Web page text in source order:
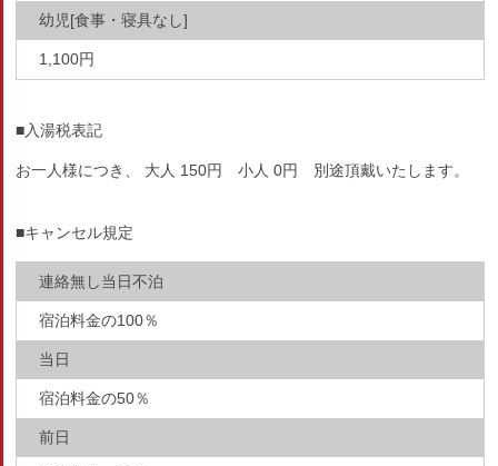
幼児[食事・寝具なし]
1,100円
■入湯税表記
お一人様につき、 大人 150円 小人 0円 別途頂戴いたします。
■キャンセル規定
連絡無し当日不泊
宿泊料金の100％
当日
宿泊料金の50％
前日